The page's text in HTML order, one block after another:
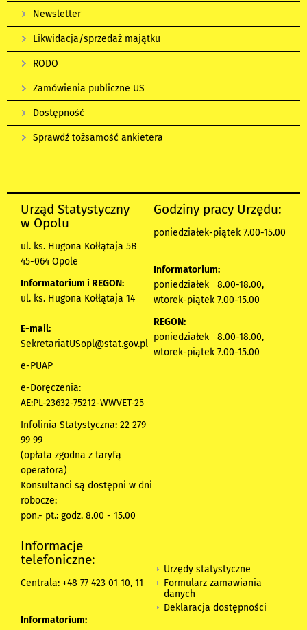
Newsletter
Likwidacja/sprzedaż majątku
RODO
Zamówienia publiczne US
Dostępność
Sprawdź tożsamość ankietera
Urząd Statystyczny
w Opolu
ul. ks. Hugona Kołłątaja 5B
45-064 Opole
Informatorium i REGON:
ul. ks. Hugona Kołłątaja 14
E-mail:
SekretariatUSopl@stat.gov.pl
e-PUAP
e-Doręczenia:
AE:PL-23632-75212-WWVET-25
Infolinia Statystyczna: 22 279
99 99
(opłata zgodna z taryfą
operatora)
Konsultanci są dostępni w dni
robocze:
pon.- pt.: godz. 8.00 - 15.00
Godziny pracy Urzędu:
poniedziałek-piątek 7.00-15.00
Informatorium:
poniedziałek 8.00-18.00,
wtorek-piątek 7.00-15.00
REGON:
poniedziałek 8.00-18.00,
wtorek-piątek 7.00-15.00
Informacje
telefoniczne:
Centrala: +48 77 423 01 10, 11
Informatorium:
Urzędy statystyczne
Formularz zamawiania
danych
Deklaracja dostępności